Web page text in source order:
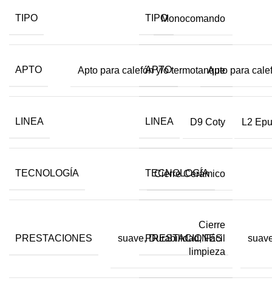
TIPO Monocomando
APTO Apto para calefón y/o termotanque
LINEA D9 Coty
TECNOLOGÍA Cierre Cerámico
PRESTACIONES
Cierre
suave, Durabilidad, Fácil
limpieza
TIPO
APTO Apto para
LINEA L2
TECNOLOGÍA
PRESTACIONES